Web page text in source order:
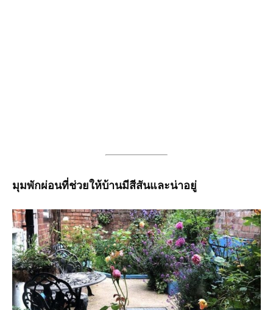
มุมพักผ่อนที่ช่วยให้บ้านมีสีสันและน่าอยู่